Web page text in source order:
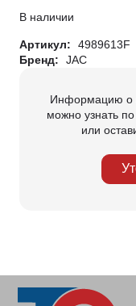
В наличии
Артикул:
4989613F
Бренд:
JAC
Информацию о
можно узнать
или